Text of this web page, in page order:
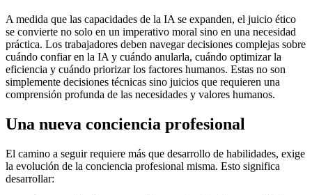
A medida que las capacidades de la IA se expanden, el juicio ético
se convierte no solo en un imperativo moral sino en una necesidad
práctica. Los trabajadores deben navegar decisiones complejas sobre
cuándo confiar en la IA y cuándo anularla, cuándo optimizar la
eficiencia y cuándo priorizar los factores humanos. Estas no son
simplemente decisiones técnicas sino juicios que requieren una
comprensión profunda de las necesidades y valores humanos.
Una nueva conciencia profesional
El camino a seguir requiere más que desarrollo de habilidades, exige
la evolución de la conciencia profesional misma. Esto significa
desarrollar: